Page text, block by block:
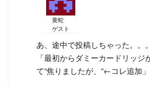
黄蛇
ゲスト
あ、途中で投稿しちゃった。。。
「最初からダミーカードリッジ
て”焦りましたが、”←コレ追加」